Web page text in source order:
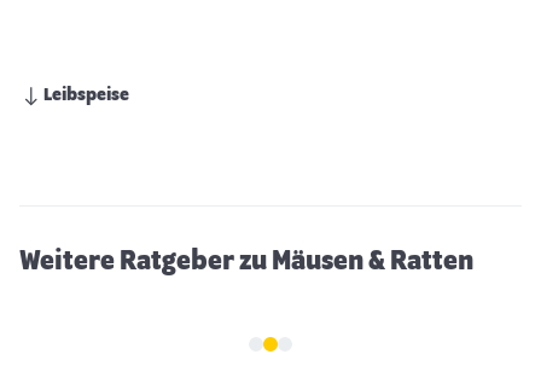
Leibspeise
Weitere Ratgeber zu Mäusen & Ratten